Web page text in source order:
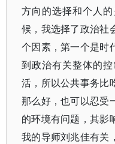
方向的选择和个人
候，我选择了政治社
个因素，第一个是时
到政治有关整体的
活，所以公共事务比
那么好，也可以忍受
的环境有问题，其影
我的导师刘兆佳有关